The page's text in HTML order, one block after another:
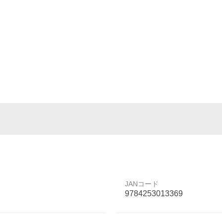
JANコード
9784253013369